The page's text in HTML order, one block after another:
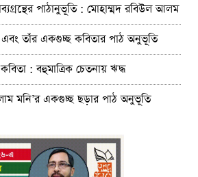
পাঠানুভূতি : মোহাম্মদ রবিউল আলম
তাঁর একগুচ্ছ কবিতার পাঠ অনুভূতি
: বহুমাত্রিক চেতনায় ঋদ্ধ
মনি’র একগুচ্ছ ছড়ার পাঠ অনুভূতি